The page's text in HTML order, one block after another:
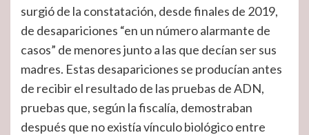
surgió de la constatación, desde finales de 2019,
de desapariciones “en un número alarmante de
casos” de menores junto a las que decían ser sus
madres. Estas desapariciones se producían antes
de recibir el resultado de las pruebas de ADN,
pruebas que, según la fiscalía, demostraban
después que no existía vínculo biológico entre